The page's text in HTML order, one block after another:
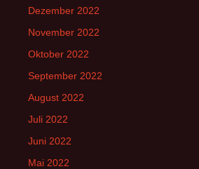
Dezember 2022
November 2022
Oktober 2022
September 2022
August 2022
Juli 2022
Juni 2022
Mai 2022